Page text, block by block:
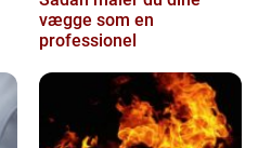
vægge som en
professionel